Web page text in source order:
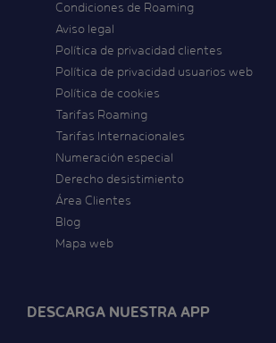
Condiciones de Roaming
Aviso legal
Política de privacidad clientes
Política de privacidad usuarios web
Política de cookies
Tarifas Roaming
Tarifas Internacionales
Numeración especial
Derecho desistimiento
Área Clientes
Blog
Mapa web
DESCARGA NUESTRA APP